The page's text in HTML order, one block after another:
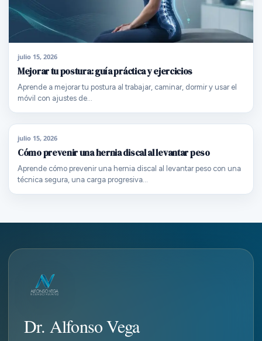
julio 15, 2026
Mejorar tu postura: guía práctica y ejercicios
Aprende a mejorar tu postura al trabajar, caminar, dormir y usar el
móvil con ajustes de…
julio 15, 2026
Cómo prevenir una hernia discal al levantar peso
Aprende cómo prevenir una hernia discal al levantar peso con una
técnica segura, una carga progresiva…
Dr. Alfonso Vega